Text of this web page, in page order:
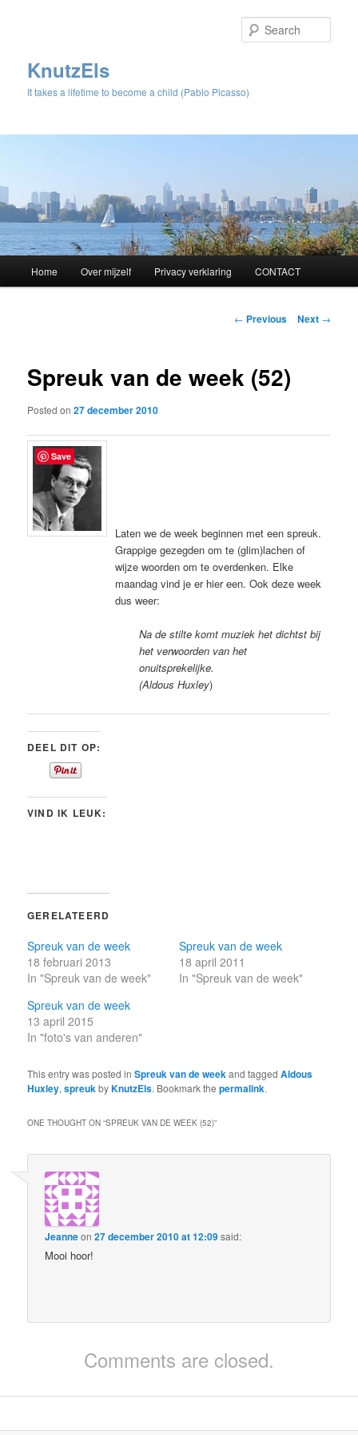
KnutzEls
It takes a lifetime to become a child (Pablo Picasso)
Skip
content
Home Over mijzelf Privacy verklaring CONTACT
Post
← Previous Next →
Spreuk van de week (52)
Posted on27 december 2010
Laten we de week beginnen met een spreuk.
Grappige gezegden om te (glim)lachen of
wijze woorden om te overdenken. Elke
maandag vind je er hier een. Ook deze week
dus weer:
Na de stilte komt muziek het dichtst bij
het verwoorden van het
onuitsprekelijke.
(Aldous Huxley)
DEEL DIT OP:
VIND IK LEUK:
GERELATEERD
Spreuk van de week
18 februari 2013
In "Spreuk van de week"
Spreuk van de week
18 april 2011
In "Spreuk van de week"
Spreuk van de week
13 april 2015
In "foto's van anderen"
This entry was posted inSpreuk van de weekand taggedAldous
Huxley,spreukbyKnutzEls. Bookmark thepermalink.
ONE THOUGHT ON “SPREUK VAN DE WEEK (52)”
Jeanneon27 december 2010 at 12:09said:
Mooi hoor!
Comments are closed.
Save